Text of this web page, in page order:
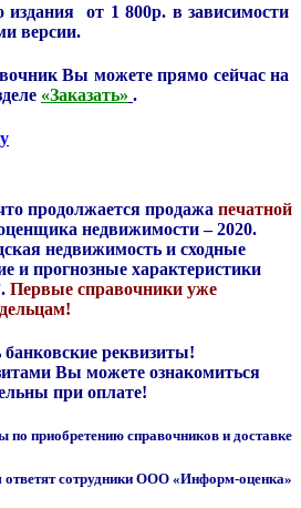
издания от 1 800р. в зависимости
версии.
Вы можете прямо сейчас на
«Заказать» .
продолжается продажа печатной
недвижимости – 2020.
недвижимость и сходные
и прогнозные характеристики
Первые справочники уже
реквизиты!
Вы можете ознакомиться
при оплате!
приобретению справочников и доставке
ответят сотрудники ООО «Информ-оценка»